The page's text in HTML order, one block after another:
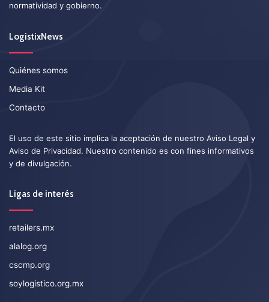
normatividad y gobierno.
LogistixNews
Quiénes somos
Media Kit
Contacto
El uso de este sitio implica la aceptación de nuestro Aviso Legal y
Aviso de Privacidad. Nuestro contenido es con fines informativos
y de divulgación.
Ligas de interés
retailers.mx
alalog.org
cscmp.org
soylogistico.org.mx